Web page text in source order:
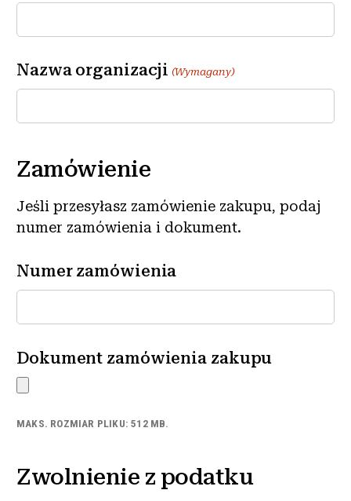
Nazwa organizacji (Wymagany)
Zamówienie
Jeśli przesyłasz zamówienie zakupu, podaj
numer zamówienia i dokument.
Numer zamówienia
Dokument zamówienia zakupu
MAKS. ROZMIAR PLIKU: 512 MB.
Zwolnienie z podatku